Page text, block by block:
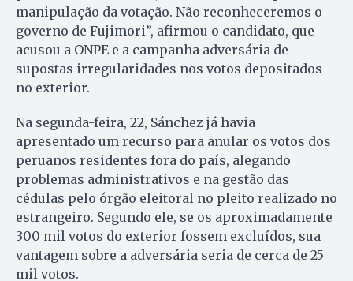
manipulação da votação. Não reconheceremos o
governo de Fujimori”, afirmou o candidato, que
acusou a ONPE e a campanha adversária de
supostas irregularidades nos votos depositados
no exterior.
Na segunda-feira, 22, Sánchez já havia
apresentado um recurso para anular os votos dos
peruanos residentes fora do país, alegando
problemas administrativos e na gestão das
cédulas pelo órgão eleitoral no pleito realizado no
estrangeiro. Segundo ele, se os aproximadamente
300 mil votos do exterior fossem excluídos, sua
vantagem sobre a adversária seria de cerca de 25
mil votos.